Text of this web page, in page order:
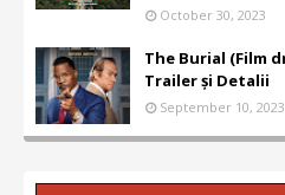
October 30, 2023
The Burial (Film
Trailer și Detalii
September 10, 2023